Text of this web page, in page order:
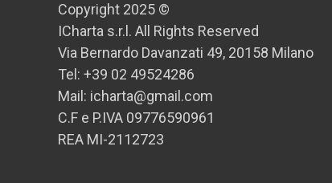
Copyright 2025 ©
ICharta s.r.l. All Rights Reserved
Via Bernardo Davanzati 49, 20158 Milano
Tel: +39 02 49524286
Mail: icharta@gmail.com
C.F e P.IVA 09776590961
REA MI-2112723